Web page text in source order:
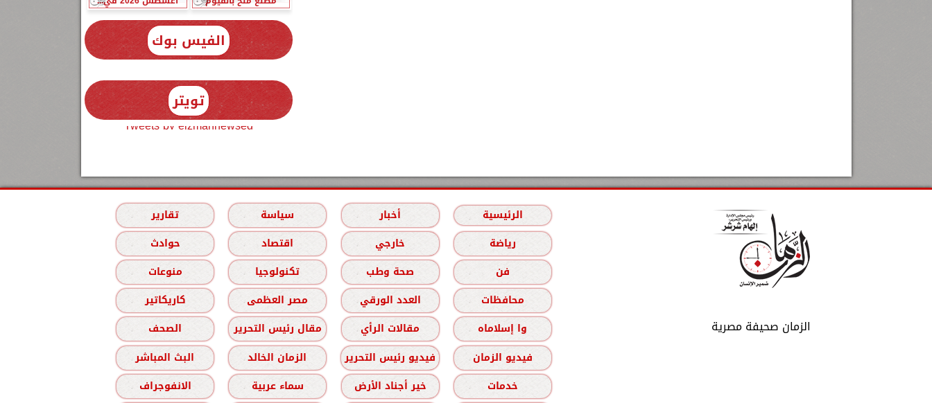
الفيس بوك
تويتر
Tweets by elzmannewseg
الزمان صحيفة مصرية
الرئيسية أخبار سياسة
تقارير
رياضة
خارجي اقتصاد
حوادث
فن
صحة وطب تكنولوجيا
منوعات
محافظات
العدد الورقي مصر العظمى
كاريكاتير
وا إسلاماه
مقالات الرأي مقال رئيس التحرير
الصحف
فيديو الزمان
فيديو رئيس التحرير الزمان الخالد
البث المباشر
خدمات
خير أجناد الأرض سماء عربية الانفوجراف